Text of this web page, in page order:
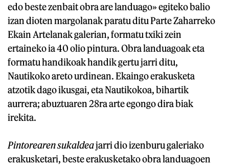
edo beste zenbait obra are landuago» egiteko balio
izan dioten margolanak paratu ditu Parte Zaharreko
Ekain Artelanak galerian, formatu txiki zein
ertaineko ia 40 olio pintura. Obra landuagoak eta
formatu handikoak handik gertu jarri ditu,
Nautikoko areto urdinean. Ekaingo erakusketa
atzotik dago ikusgai, eta Nautikokoa, bihartik
aurrera; abuztuaren 28ra arte egongo dira biak
irekita.
Pintorearen sukaldeajarri dio izenburu galeriako
erakusketari, beste erakusketako obra landuagoen